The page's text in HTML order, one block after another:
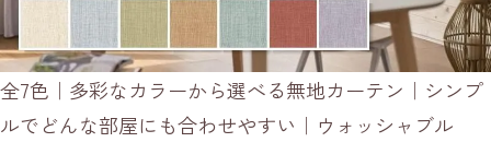
全7色｜多彩なカラーから選べる無地カーテン｜シンプ
ルでどんな部屋にも合わせやすい｜ウォッシャブル